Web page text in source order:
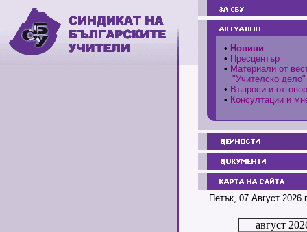
• Новини
• Пресцентър
• Материали от
"Учителско дело"
• Въпроси и
• Консултации и
Петък, 07 Август 2026
август